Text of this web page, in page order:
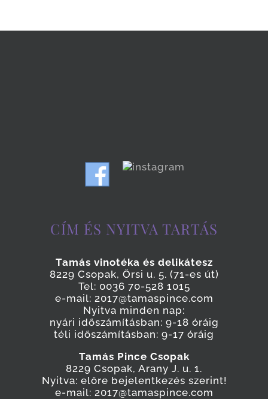
CÍM ÉS NYITVA TARTÁS
Tamás vinotéka és delikátesz
8229 Csopak, Őrsi u. 5. (71-es út)
Tel: 0036 70-528 1015
e-mail: 2017@tamaspince.com
Nyitva minden nap:
nyári időszámításban: 9-18 óráig
téli időszámításban: 9-17 óráig
Tamás Pince Csopak
8229 Csopak, Arany J. u. 1.
Nyitva: előre bejelentkezés szerint!
e-mail: 2017@tamaspince.com